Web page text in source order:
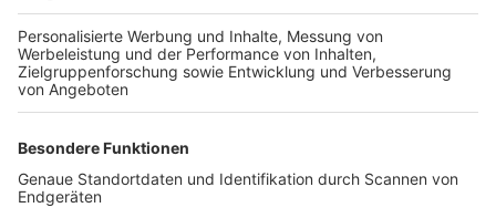
TOP-PARTNER